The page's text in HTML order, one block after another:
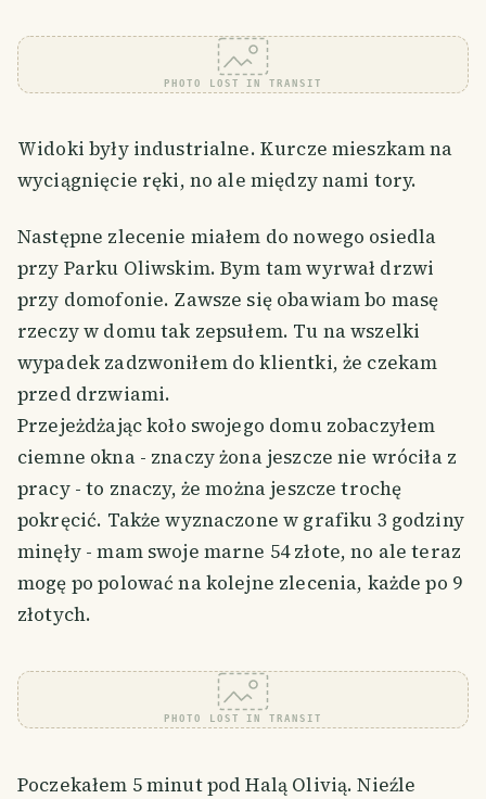
PHOTO LOST IN TRANSIT
Widoki były industrialne. Kurcze mieszkam na
wyciągnięcie ręki, no ale między nami tory.
Następne zlecenie miałem do nowego osiedla
przy Parku Oliwskim. Bym tam wyrwał drzwi
przy domofonie. Zawsze się obawiam bo masę
rzeczy w domu tak zepsułem. Tu na wszelki
wypadek zadzwoniłem do klientki, że czekam
przed drzwiami.
Przejeżdżając koło swojego domu zobaczyłem
ciemne okna - znaczy żona jeszcze nie wróciła z
pracy - to znaczy, że można jeszcze trochę
pokręcić. Także wyznaczone w grafiku 3 godziny
minęły - mam swoje marne 54 złote, no ale teraz
mogę po polować na kolejne zlecenia, każde po 9
złotych.
PHOTO LOST IN TRANSIT
Poczekałem 5 minut pod Halą Olivią. Nieźle